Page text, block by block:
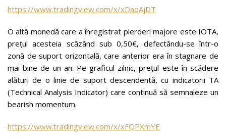
https://www.tradingview.com/x/xDaqAjDT
O altă monedă care a înregistrat pierderi majore este IOTA,
prețul acesteia scăzând sub 0,50€, defectându-se într-o
zonă de suport orizontală, care anterior era în stagnare de
mai bine de un an. Pe graficul zilnic, prețul este în scădere
alături de o linie de suport descendentă, cu indicatorii TA
(Technical Analysis Indicator) care continuă să semnaleze un
bearish momentum.
https://www.tradingview.com/x/xFQPXmYE